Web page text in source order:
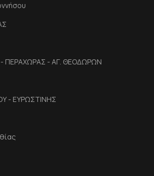
- ΠΕΡΑΧΩΡΑΣ - ΑΓ. ΘΕΟΔΩΡΩΝ
- ΕΥΡΩΣΤΙΝΗΣ